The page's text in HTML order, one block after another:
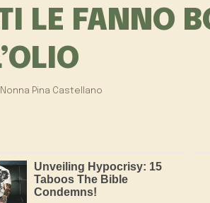
LE FANNO
Nonna Pina Castellano